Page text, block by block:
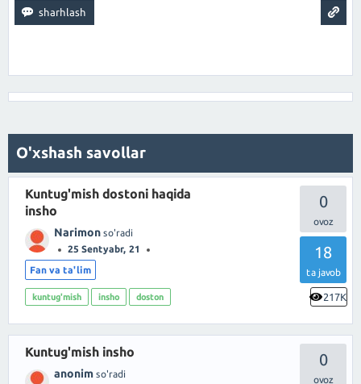
O'xshash savollar
0
18
ta javob
217K
Kuntug'mish dostoni haqida
insho
Narimon so'radi
25 Sentyabr, 21
Fan va ta'lim
kuntug'mish insho doston
0
Kuntug'mish insho
anonim so'radi